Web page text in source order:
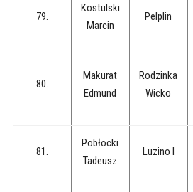
79.
Kostulski
Marcin
Pelplin
80.
Makurat
Edmund
Rodzinka
Wicko
81.
Pobłocki
Tadeusz
Luzino I